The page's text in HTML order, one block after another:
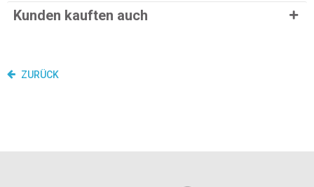
Kunden kauften auch
ZURÜCK